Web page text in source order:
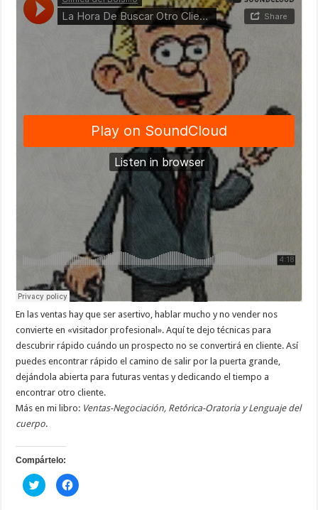
En las ventas hay que ser asertivo, hablar mucho y no vender nos
convierte en «visitador profesional». Aquí te dejo técnicas para
descubrir rápido cuándo un prospecto no se convertirá en cliente. Así
puedes encontrar rápido el camino de salir por la puerta grande,
dejándola abierta para futuras ventas y dedicando el tiempo a
encontrar otro cliente.
Más en mi libro: Ventas-Negociación, Retórica-Oratoria y Lenguaje del
cuerpo.
Compártelo:
Haz
clic
Haz
clic